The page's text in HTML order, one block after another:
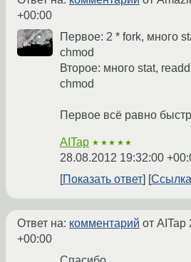
+00:00
Первое: 2 * fork, много
chmod
Второе: много stat,
chmod
Первое всё равно
AITap ★★★★★
28.08.2012 19:32:00
Показать ответ
Ссылка
Ответ на: комментарий от AITap
+00:00